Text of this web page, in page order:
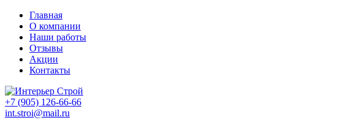
Главная
О компании
Наши работы
Отзывы
Акции
Контакты
+7 (905) 126-66-66
int.stroi@mail.ru